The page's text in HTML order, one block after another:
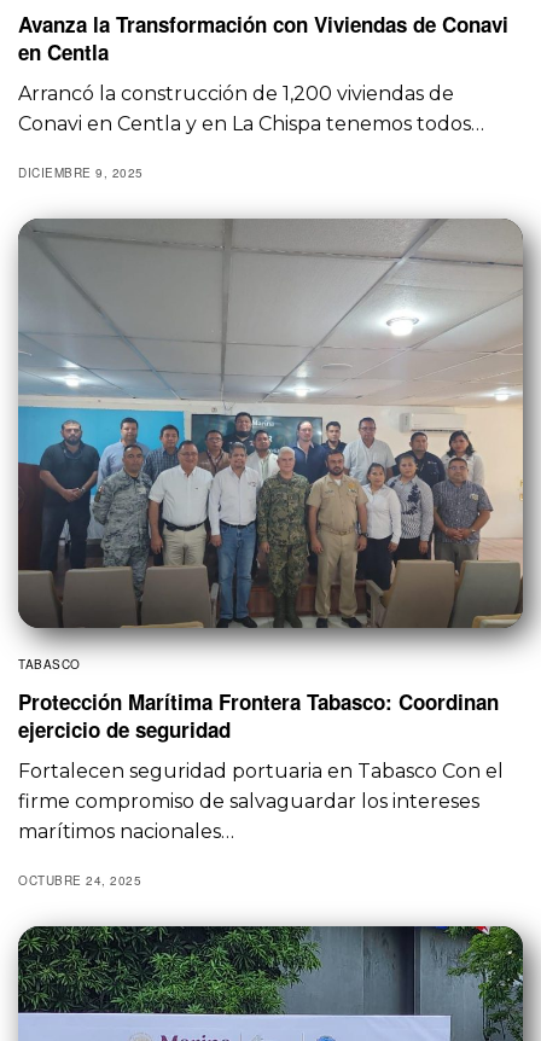
Avanza la Transformación con Viviendas de Conavi
en Centla
Arrancó la construcción de 1,200 viviendas de
Conavi en Centla y en La Chispa tenemos todos…
DICIEMBRE 9, 2025
TABASCO
Protección Marítima Frontera Tabasco: Coordinan
ejercicio de seguridad
Fortalecen seguridad portuaria en Tabasco Con el
firme compromiso de salvaguardar los intereses
marítimos nacionales…
OCTUBRE 24, 2025